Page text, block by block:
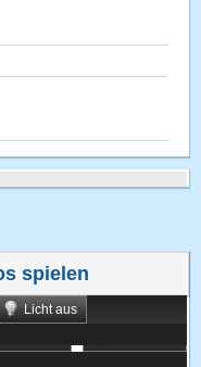
spielen
Licht aus